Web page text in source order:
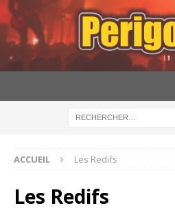
ACCUEIL Les Redifs
Les Redifs